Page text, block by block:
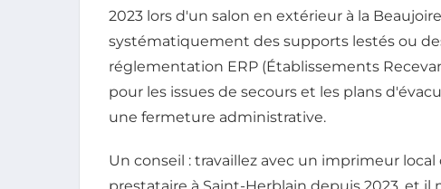
2023 lors d'un salon en extérieur à la
systématiquement des supports lestés ou
réglementation ERP (Établissements
pour les issues de secours et les plans
une fermeture administrative.
Un conseil : travaillez avec un imprimeur